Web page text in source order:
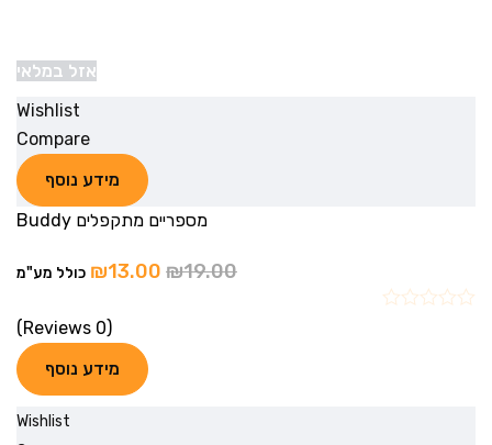
אזל במלאי
Wishlist
Compare
מידע נוסף
מספריים מתקפלים Buddy
₪19.00
₪13.00 כולל מע"מ
(0 Reviews)
מידע נוסף
Wishlist